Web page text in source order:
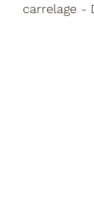
carrelage -